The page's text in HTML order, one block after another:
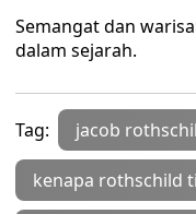
Semangat dan
dalam sejarah.
Tag: jacob
kenapa rothschild